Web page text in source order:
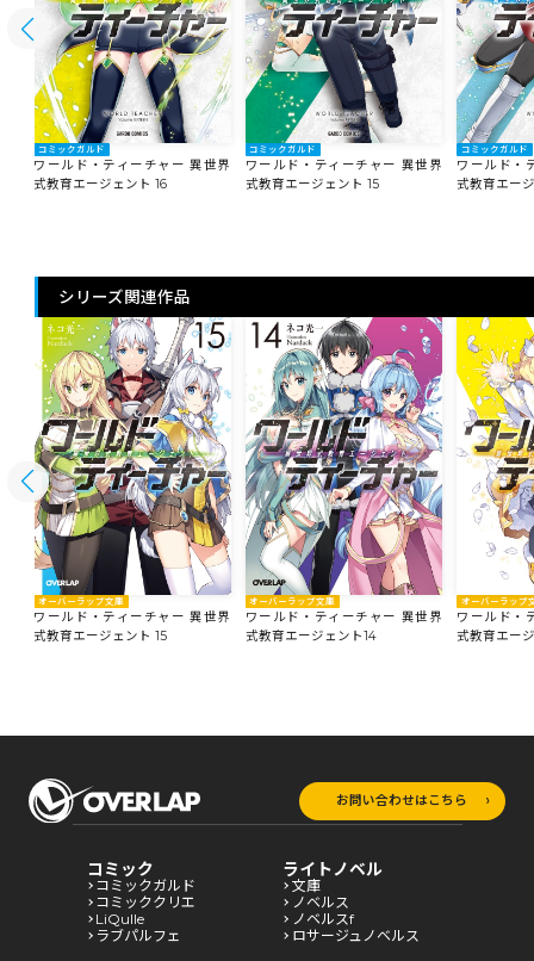
コミックガルド
ワールド・ティーチャー 異世界
式教育エージェント 16
コミックガルド
ワールド・ティーチャー 異世界
式教育エージェント 15
コミックガルド
ワールド・
式教育エー
シリーズ関連作品
オーバーラップ文庫
ワールド・ティーチャー 異世界
式教育エージェント 15
オーバーラップ文庫
ワールド・ティーチャー 異世界
式教育エージェント14
オーバーラップ
ワールド・
式教育エー
お問い合わせはこちら
コミック
コミックガルド
コミッククリエ
LiQulle
ラブパルフェ
ライトノベル
文庫
ノベルス
ノベルスf
ロサージュノベルス